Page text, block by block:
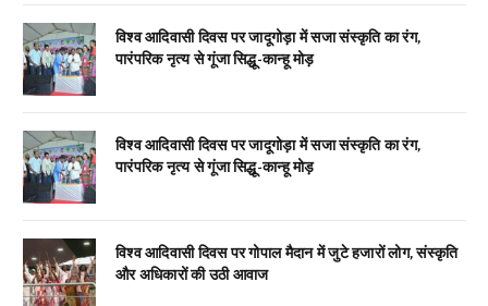
विश्व आदिवासी दिवस पर जादूगोड़ा में सजा संस्कृति का रंग,
पारंपरिक नृत्य से गूंजा सिद्धू-कान्हू मोड़
विश्व आदिवासी दिवस पर जादूगोड़ा में सजा संस्कृति का रंग,
पारंपरिक नृत्य से गूंजा सिद्धू-कान्हू मोड़
विश्व आदिवासी दिवस पर गोपाल मैदान में जुटे हजारों लोग, संस्कृति
और अधिकारों की उठी आवाज